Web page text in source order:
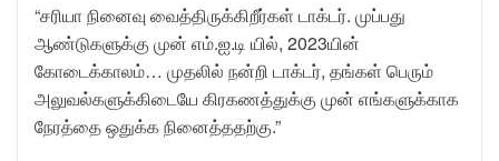
“சரியா நினைவு வைத்திருக்கிறீர்கள் டாக்டர். முப்பது
ஆண்டுகளுக்கு முன் எம்.ஐ.டி யில், 2023யின்
கோடைக்காலம்… முதலில் நன்றி டாக்டர், தங்கள் பெரும்
அலுவல்களுக்கிடையே கிரகணத்துக்கு முன் எங்களுக்காக
நேரத்தை ஒதுக்க நினைத்ததற்கு.”